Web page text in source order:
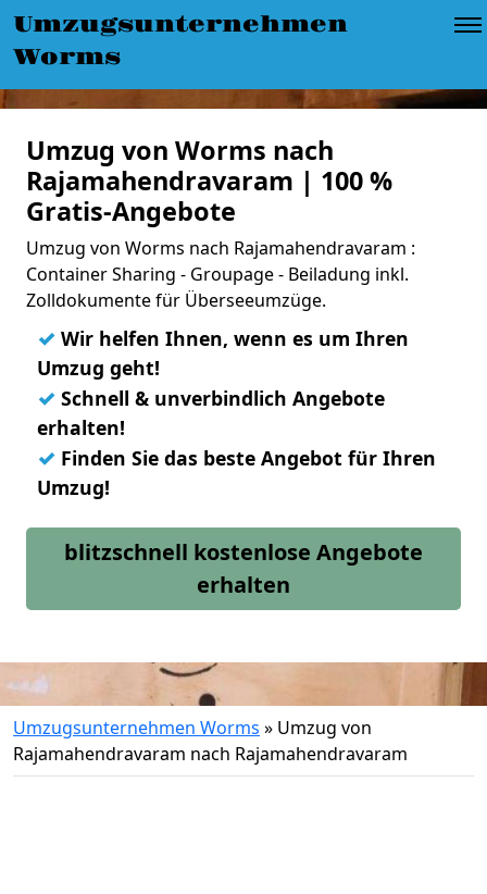
Umzugsunternehmen
Worms
Umzug von Worms nach
Rajamahendravaram | 100 %
Gratis-Angebote
Umzug von Worms nach Rajamahendravaram :
Container Sharing - Groupage - Beiladung inkl.
Zolldokumente für Überseeumzüge.
✓ Wir helfen Ihnen, wenn es um Ihren
Umzug geht!
✓ Schnell & unverbindlich Angebote
erhalten!
✓ Finden Sie das beste Angebot für Ihren
Umzug!
blitzschnell kostenlose Angebote
erhalten
Umzugsunternehmen Worms » Umzug von
Rajamahendravaram nach Rajamahendravaram